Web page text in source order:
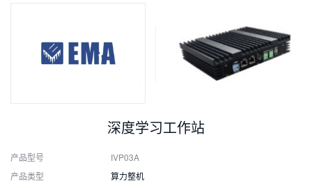
深度学习工作站
产品型号
IVP03A
产品类型
算力整机